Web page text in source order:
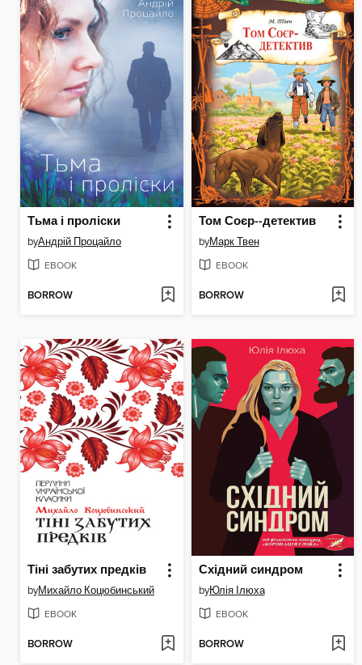
Тьма і проліски
byАндрій Процайло
EBOOK
BORROW
Том Соєр--детектив
byМарк Твен
EBOOK
BORROW
Тіні забутих предків
byМихайло Коцюбинський
EBOOK
BORROW
Східний синдром
byЮлія Ілюха
EBOOK
BORROW